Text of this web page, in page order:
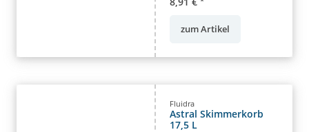
zum Artikel
Fluidra
Astral Skimmerkorb
17,5 L